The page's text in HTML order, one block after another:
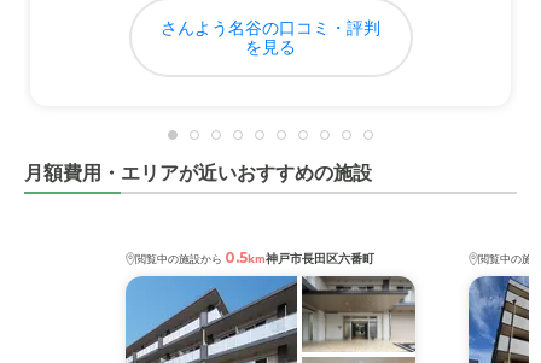
近隣環境や交通アクセスについて
景観を大切につくられた施設であるため、交通機関を利用
してのアクセスとなるが、特に問題はない。
料金費用について
料金については担当してくれていたケアマネージャーがい
ろいろと考えてやってくれたので本当に助かっている。
さんよう名谷の口コミ・評判
を見る
月額費用・エリアが近いおすすめの施設
閲覧中の施設から 0.5km神戸市長田区六番町 閲覧中の施